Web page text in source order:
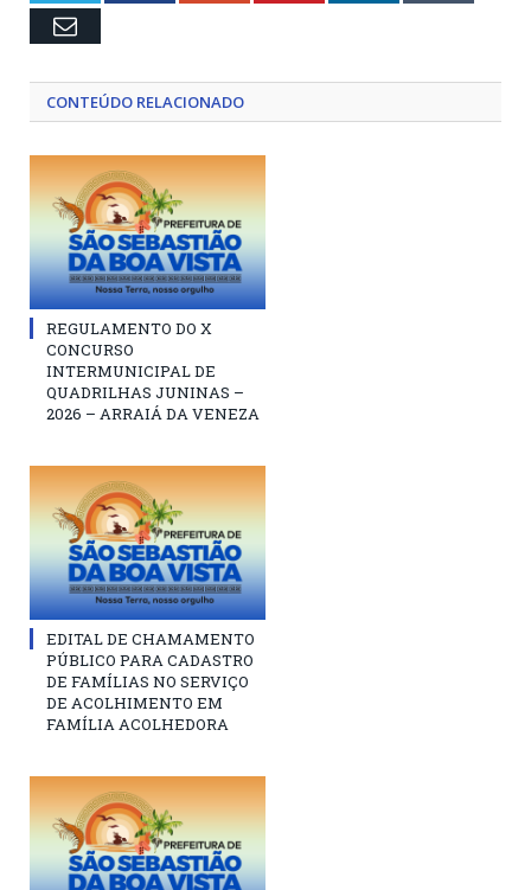
Email
CONTEÚDO RELACIONADO
REGULAMENTO DO X
CONCURSO
INTERMUNICIPAL DE
QUADRILHAS JUNINAS –
2026 – ARRAIÁ DA VENEZA
EDITAL DE CHAMAMENTO
PÚBLICO PARA CADASTRO
DE FAMÍLIAS NO SERVIÇO
DE ACOLHIMENTO EM
FAMÍLIA ACOLHEDORA